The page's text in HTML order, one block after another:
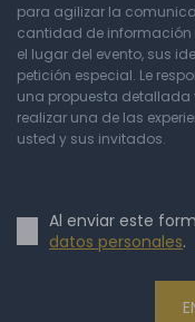
para agilizar la
cantidad de información
el lugar del evento, sus
petición especial. Le
una propuesta detallada
realizar una de las
usted y sus invitados.
Al enviar este
datos personales.